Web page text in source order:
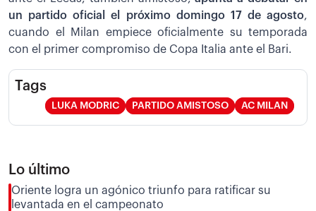
un partido oficial el próximo domingo 17 de agosto,
cuando el Milan empiece oficialmente su temporada
con el primer compromiso de Copa Italia ante el Bari.
Tags
LUKA MODRIC PARTIDO AMISTOSO AC MILAN
Lo último
Oriente logra un agónico triunfo para ratificar su
levantada en el campeonato